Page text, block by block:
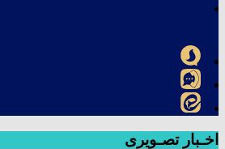
اخـبار تصـویری